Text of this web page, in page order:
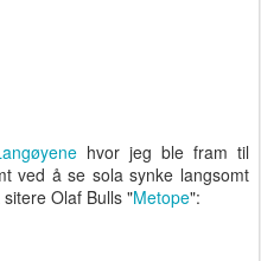
hvor jeg ble fram til
ved å se sola synke langsomt
Olaf Bulls "Metope":